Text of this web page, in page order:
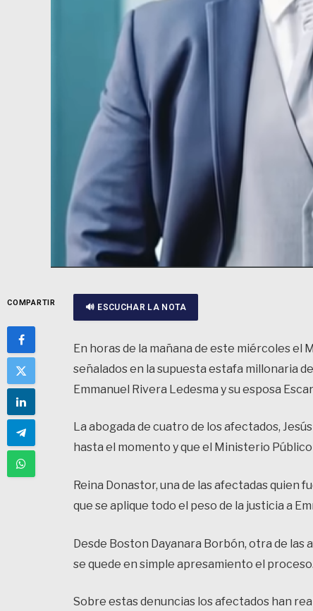
COMPARTIR 🔊 ESCUCHAR LA NOTA
En horas de la mañana de este miércoles
señalados en la supuesta estafa millonaria
Emmanuel Rivera Ledesma y su esposa
La abogada de cuatro de los afectados,
hasta el momento y que el Ministerio
Reina Donastor, una de las afectadas quien
que se aplique todo el peso de la justicia a
Desde Boston Dayanara Borbón, otra de las
se quede en simple apresamiento el proceso.
Sobre estas denuncias los afectados han